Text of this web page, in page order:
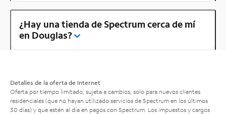
¿Hay una tienda de Spectrum cerca de mí
en Douglas?
Detalles de la oferta de Internet
Oferta por tiempo limitado; sujeta a cambios; solo para nuevos clientes
residenciales (que no hayan utilizado servicios de Spectrum en los últimos
30 días) y que estén al día en pagos con Spectrum. Los impuestos y cargos